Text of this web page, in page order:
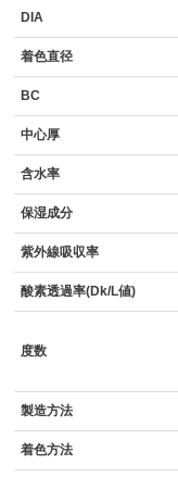
DIA
着色直径
BC
中心厚
含水率
保湿成分
紫外線吸収率
酸素透過率(Dk/L値)
度数
製造方法
着色方法